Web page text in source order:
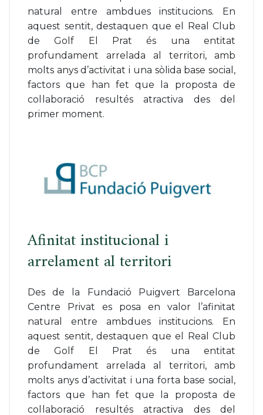
natural entre ambdues institucions. En
aquest sentit, destaquen que el Real Club
de Golf El Prat és una entitat
profundament arrelada al territori, amb
molts anys d’activitat i una sòlida base social,
factors que han fet que la proposta de
col·laboració resultés atractiva des del
primer moment.
Afinitat institucional i
arrelament al territori
Des de la Fundació Puigvert Barcelona
Centre Privat es posa en valor l’afinitat
natural entre ambdues institucions. En
aquest sentit, destaquen que el Real Club
de Golf El Prat és una entitat
profundament arrelada al territori, amb
molts anys d’activitat i una forta base social,
factors que han fet que la proposta de
col·laboració resultés atractiva des del